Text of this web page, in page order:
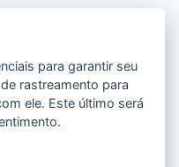
HUOL
para garantir seu
rastreamento para
ele. Este último será